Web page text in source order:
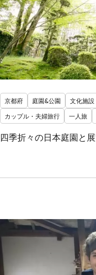
京都府 庭園&公園 文化施設
カップル・夫婦旅行
一人旅
四季折々の日本庭園と